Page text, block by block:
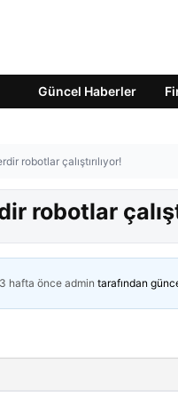
Güncel Haberler
robotlar çalıştırılıyor!
robotlar
hafta önce admin tarafından